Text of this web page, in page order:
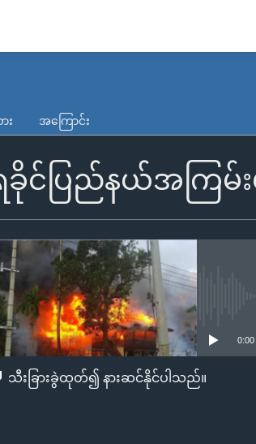
း အကြောင်း
ခိုင်ပြည်နယ်အကြမ်
0:00
သီးခြားခွဲထုတ်၍ နားဆင်နိုင်ပါသည်။